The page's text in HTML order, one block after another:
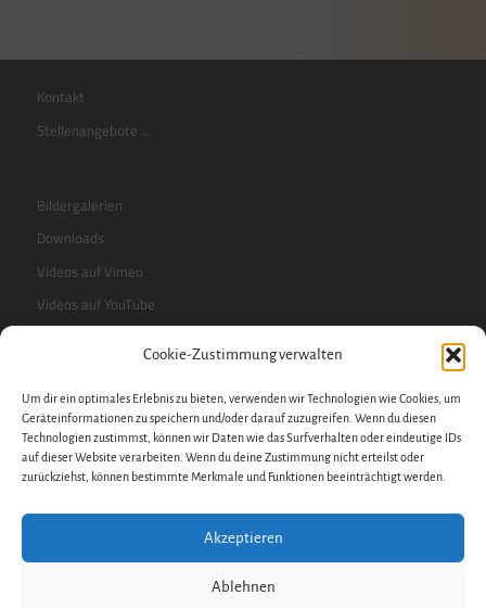
Cookie-Zustimmung verwalten
Um dir ein optimales Erlebnis zu bieten, verwenden wir Technologien wie Cookies, um
Geräteinformationen zu speichern und/oder darauf zuzugreifen. Wenn du diesen
Technologien zustimmst, können wir Daten wie das Surfverhalten oder eindeutige IDs
auf dieser Website verarbeiten. Wenn du deine Zustimmung nicht erteilst oder
zurückziehst, können bestimmte Merkmale und Funktionen beeinträchtigt werden.
Akzeptieren
Ablehnen
Kontakt
Stellenangebote …
Bildergalerien
Downloads
Videos auf Vimeo
Videos auf YouTube
Sidebar
Impressum
Datenschutzerklärung